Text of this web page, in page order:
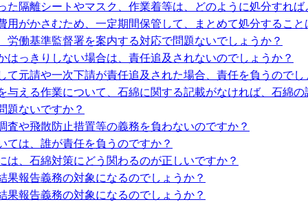
隔離シートやマスク、作業着等は、どのように処分すれば
がかさむため、一定期間保管して、まとめて処分するこ
働基準監督署を案内する対応で問題ないでしょうか？
っきりしない場合は、責任追及されないのでしょうか？
元請や一次下請が責任追及された場合、責任を負うのでし
える作業について、石綿に関する記載がなければ、石綿
題ないですか？
や飛散防止措置等の義務を負わないのですか？
ては、誰が責任を負うのですか？
、石綿対策にどう関わるのが正しいですか？
報告義務の対象になるのでしょうか？
報告義務の対象になるのでしょうか？